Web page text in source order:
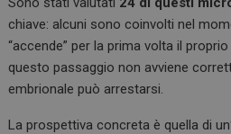
chiave: alcuni sono coinvolti nel
“accende” per la prima volta il
questo passaggio non avviene
embrionale può arrestarsi.
La prospettiva concreta è quella di un